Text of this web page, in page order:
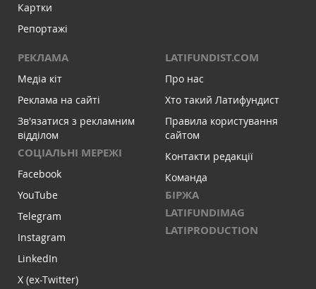
Картки
Репортажі
РЕКЛАМА
Медіа кіт
Реклама на сайті
Зв'язатися з рекламним
відділом
СОЦІАЛЬНІ МЕРЕЖІ
Facebook
YouTube
Telegram
Instagram
LinkedIn
X (ex-Twitter)
LATIFUNDIST.COM
Про нас
Хто такий Латифундист
Правила користування
сайтом
Контакти редакції
Команда
БІРЖА
LATIFUNDIMAG
LATIPRODUCTION